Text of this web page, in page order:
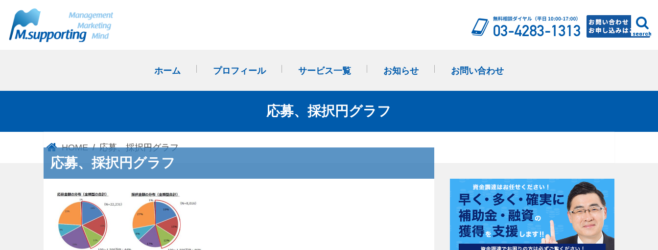
search
ホーム プロフィール サービス一覧
ら始まる「経営管理」
け）
ートナー)
お知らせ お問い合わせ
応募、採択円グラフ
HOME 応募、採択円グラフ
応募、採択円グラフ